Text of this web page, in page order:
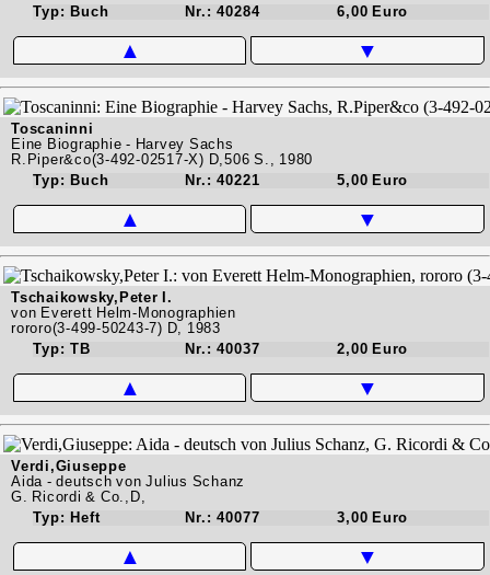
Typ: Buch
Nr.: 40284 6,00 Euro
▲ ▼
Toscaninni
Eine Biographie - Harvey Sachs
R.Piper&co(3-492-02517-X) D,506 S., 1980
Typ: Buch
Nr.: 40221 5,00 Euro
▲ ▼
Tschaikowsky,Peter I.
von Everett Helm-Monographien
rororo(3-499-50243-7) D, 1983
Typ: TB
Nr.: 40037 2,00 Euro
▲ ▼
Verdi,Giuseppe
Aida - deutsch von Julius Schanz
G. Ricordi & Co.,D,
Typ: Heft
Nr.: 40077 3,00 Euro
▲ ▼